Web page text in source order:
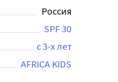
Россия
SPF 30
с 3-х лет
AFRICA KIDS